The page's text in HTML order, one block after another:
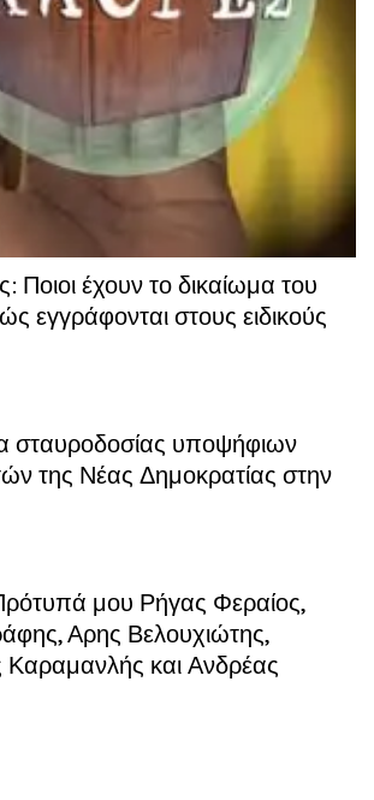
Ποιοι έχουν το δικαίωμα του
εγγράφονται στους ειδικούς
σταυροδοσίας υποψήφιων
της Νέας Δημοκρατίας στην
μου Ρήγας Φεραίος,
Αρης Βελουχιώτης,
Καραμανλής και Ανδρέας